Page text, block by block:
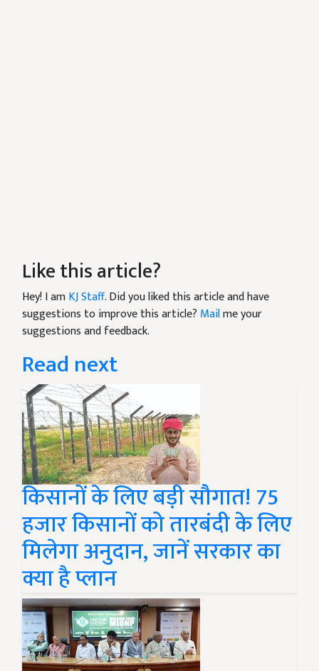
Like this article?
Hey! I amKJ Staff. Did you liked this article and have
suggestions to improve this article? Mailme your
suggestions and feedback.
Read next
किसानों के लिए बड़ी सौगात! 75
हजार किसानों को तारबंदी के लिए
मिलेगा अनुदान, जानें सरकार का
क्या है प्लान